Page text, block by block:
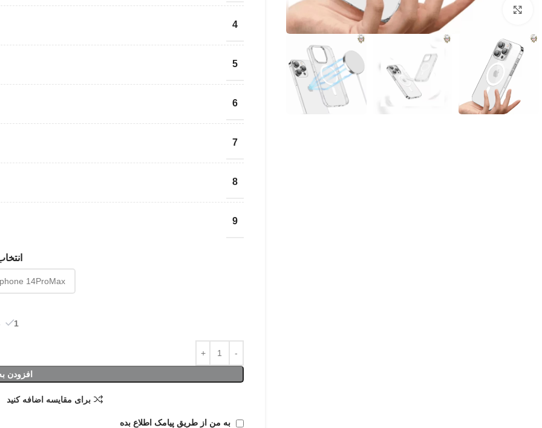
برای بزرگنمایی کلیک کنید
4
5
6
7
8
9
1 در انبار
افزودن
برای مقایسه اضافه کنید
به من از طریق پیامک اطلاع بده